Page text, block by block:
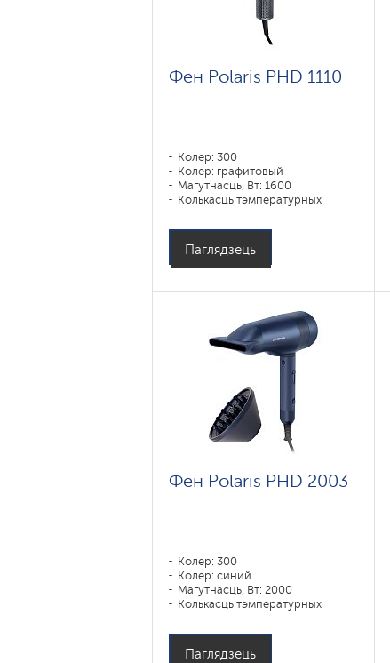
Фен Polaris PHD 1110
Колер: 300
Колер: графитовый
Магутнасць, Вт: 1600
Колькасць тэмпературных
Паглядзець
Фен Polaris PHD 2003
Колер: 300
Колер: синий
Магутнасць, Вт: 2000
Колькасць тэмпературных
Паглядзець